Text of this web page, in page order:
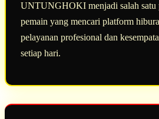
UNTUNGHOKI menjadi salah satu
pemain yang mencari platform
pelayanan profesional dan
setiap hari.